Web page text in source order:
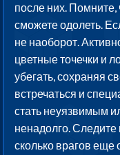
после них. Помните,
сможете одолеть.
не наоборот.
цветные точечки и
убегать, сохраняя
встречаться и
стать неуязвимым
ненадолго. Следите
сколько врагов еще